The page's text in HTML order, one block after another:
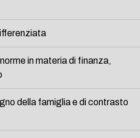
in materia di finanza,
della famiglia e di contrasto